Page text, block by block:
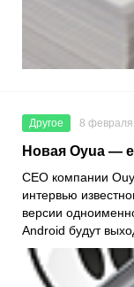
Другое 8
Новая Oyua —
CEO компании
интервью
версии
Android будут